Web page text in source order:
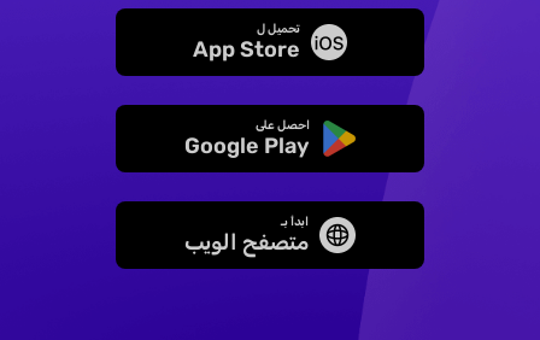
تحميل ل
App Store
احصل على
Google Play
ابدأ بـ
متصفح الويب